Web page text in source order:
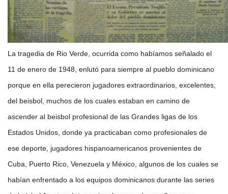
La tragedia de Rio Verde, ocurrida como habíamos señalado el
11 de enero de 1948, enlutó para siempre al pueblo dominicano
porque en ella perecieron jugadores extraordinarios, excelentes,
del beisbol, muchos de los cuales estaban en camino de
ascender al beisbol profesional de las Grandes ligas de los
Estados Unidos, donde ya practicaban como profesionales de
ese deporte, jugadores hispanoamericanos provenientes de
Cuba, Puerto Rico, Venezuela y México, algunos de los cuales se
habían enfrentado a los equipos dominicanos durante las series